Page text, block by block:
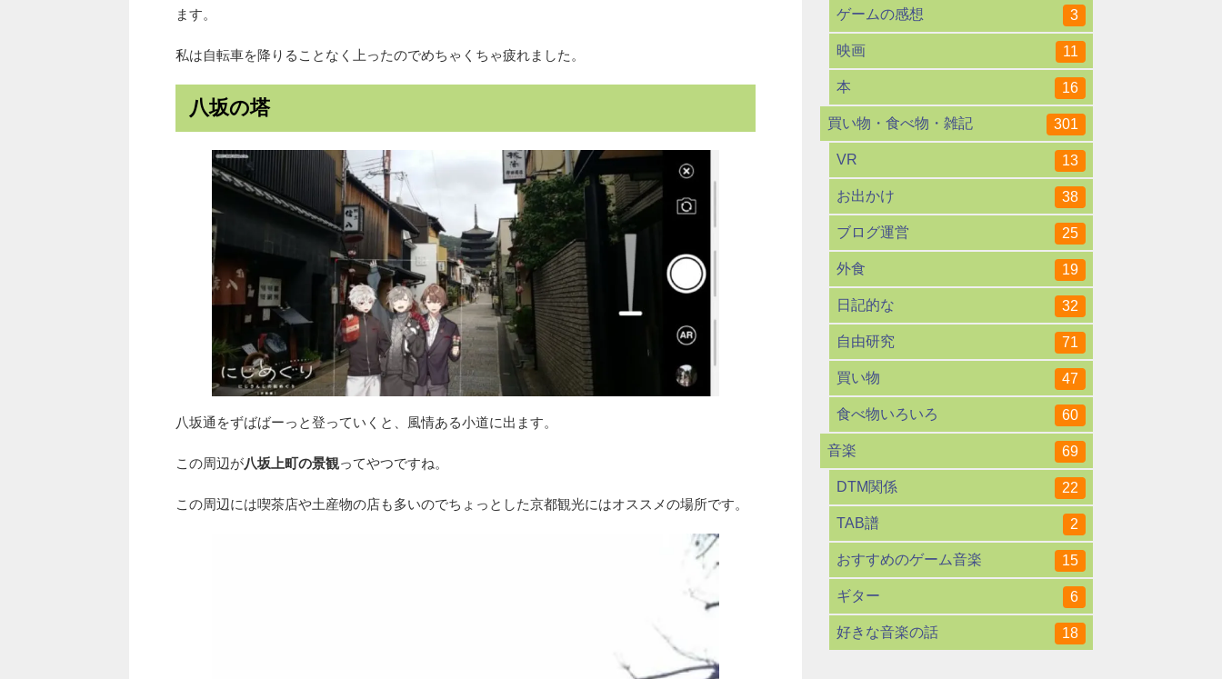
ます。
私は自転車を降りることなく上ったのでめちゃくちゃ疲れました。
八坂の塔
八坂通をずばばーっと登っていくと、風情ある小道に出ます。
この周辺が八坂上町の景観ってやつですね。
この周辺には喫茶店や土産物の店も多いのでちょっとした京都観光にはオススメの場所です。
ゲームの感想 3
映画 11
本 16
買い物・食べ物・雑記 301
VR 13
お出かけ 38
ブログ運営 25
外食 19
日記的な 32
自由研究 71
買い物 47
食べ物いろいろ 60
音楽 69
DTM関係 22
TAB譜 2
おすすめのゲーム音楽 15
ギター 6
好きな音楽の話 18